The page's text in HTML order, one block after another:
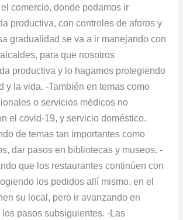
comercio, donde podamos ir
productiva, con controles de aforos y
gradualidad se va a ir manejando con
para que nosotros
productiva y lo hagamos protegiendo
y la vida. -También en temas como
o servicios médicos no
el covid-19, y servicio doméstico.
de temas tan importantes como
dar pasos en bibliotecas y museos. -
que los restaurantes continúen con
los pedidos allí mismo, en el
su local, pero ir avanzando en
pasos subsiguientes. -Las